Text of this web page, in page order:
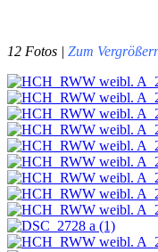
12 Fotos | Zum